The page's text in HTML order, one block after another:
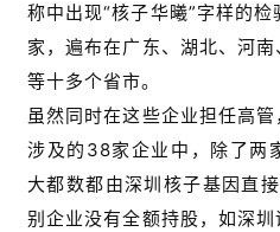
称中出现“核子华曦”字样的
家，遍布在广东、湖北、河
等十多个省市。
虽然同时在这些企业担任高
涉及的38家企业中，除了两
大都数都由深圳核子基因直
别企业没有全额持股，如深